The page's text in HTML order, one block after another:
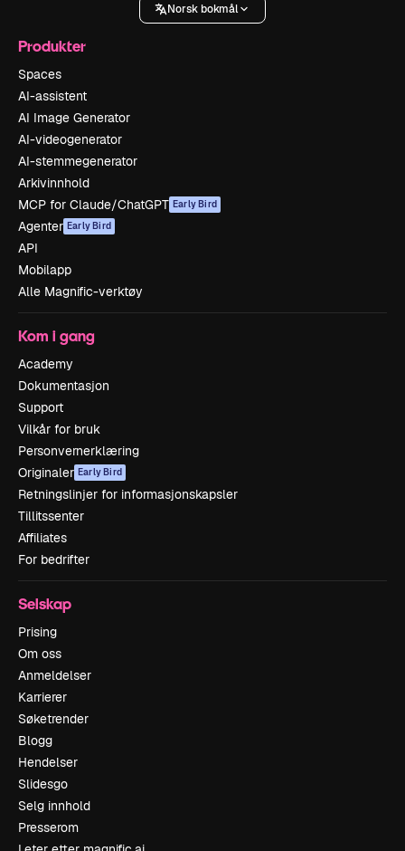
Norsk bokmål
Produkter
Spaces
AI-assistent
AI Image Generator
AI-videogenerator
AI-stemmegenerator
Arkivinnhold
MCP for Claude/ChatGPT Early Bird
Agenter Early Bird
API
Mobilapp
Alle Magnific-verktøy
Kom i gang
Academy
Dokumentasjon
Support
Vilkår for bruk
Personvernerklæring
Originaler Early Bird
Retningslinjer for informasjonskapsler
Tillitssenter
Affiliates
For bedrifter
Selskap
Prising
Om oss
Anmeldelser
Karrierer
Søketrender
Blogg
Hendelser
Slidesgo
Selg innhold
Presserom